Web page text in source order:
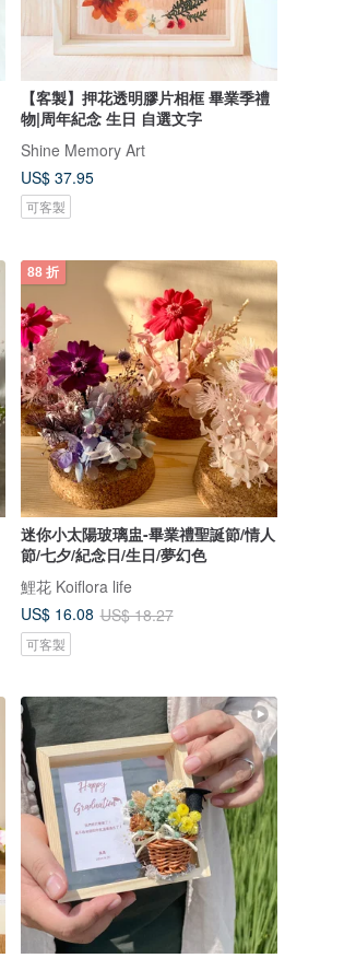
【客製】押花透明膠片相框 畢業季禮
物|周年紀念 生日 自選文字
Shine Memory Art
US$ 37.95
可客製
88 折
迷你小太陽玻璃盅-畢業禮聖誕節/情人
節/七夕/紀念日/生日/夢幻色
鯉花 Koiflora life
US$ 16.08 US$ 18.27
可客製